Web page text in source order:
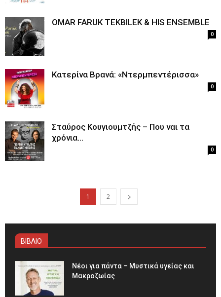
OMAR FARUK TEKBILEK & HIS ENSEMBLE
0
Κατερίνα Βρανά: «Ντερμπεντέρισσα»
0
Σταύρος Κουγιουμτζής – Που ναι τα
χρόνια…
0
1 2
ΒΙΒΛΙΟ
Νέοι για πάντα – Μυστικά υγείας και
Μακροζωίας